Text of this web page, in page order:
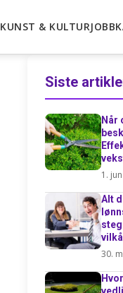
KUNST & KULTURJOBB
Siste
Når
1.
Alt
30.